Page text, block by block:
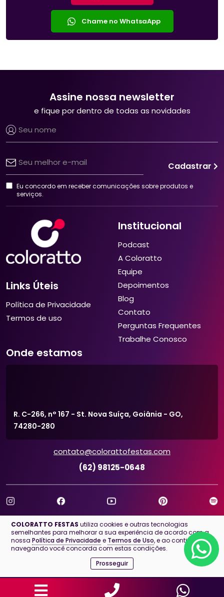
COLORATTO FESTAS utiliza cookies e outras tecnologias
semelhantes para melhorar a sua experiência de acordo com a
nossa Política de Privacidade e Termos de Uso, e ao continuar
navegando você concorda com estas condições.
Prosseguir
Chame no WhatsaApp
Links Úteis
Política de Privacidade
Termos de uso
Institucional
Podcast
A Coloratto
Equipe
Depoimentos
Blog
Contato
Perguntas Frequentes
Trabalhe Conosco
Onde estamos
R. C-266, n° 167 - St. Nova Suíça, Goiânia - GO,
74280-280
contato@colorattofestas.com
(62) 98125-0648
Assine nossa newsletter
e fique por dentro de todas as novidades
Cadastrar
Eu concordo em receber comunicações sobre produtos e
serviços.
2026 © COLORATTO FESTAS